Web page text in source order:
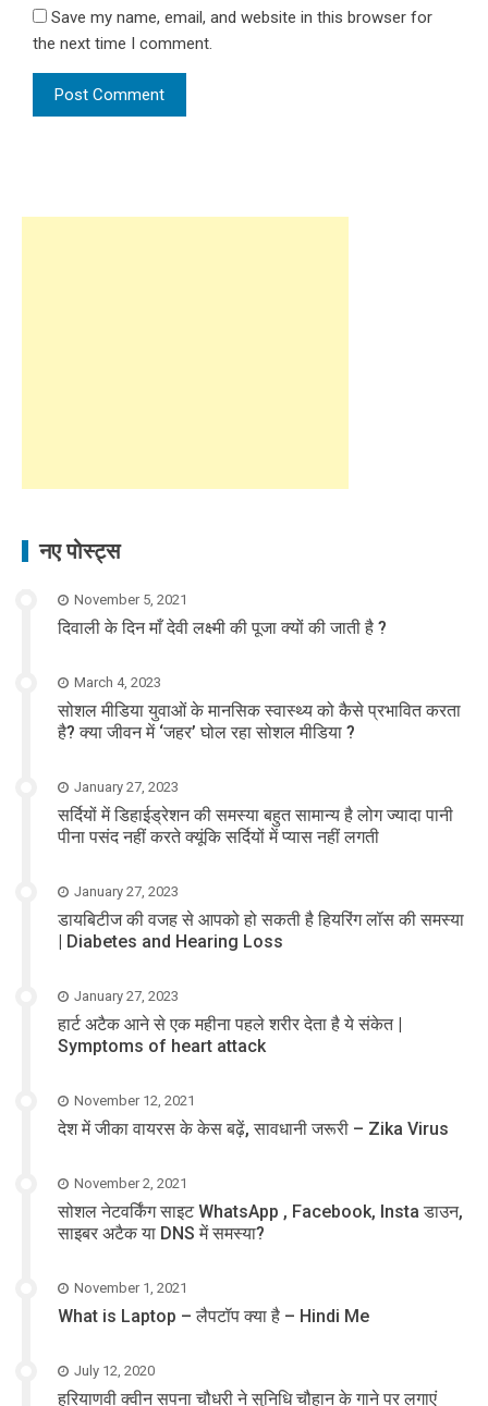
Save my name, email, and website in this browser for
the next time I comment.
नए पोस्ट्स
November 5, 2021
दिवाली के दिन माँ देवी लक्ष्मी की पूजा क्यों की जाती है ?
March 4, 2023
सोशल मीडिया युवाओं के मानसिक स्वास्थ्य को कैसे प्रभावित करता
है? क्या जीवन में ‘जहर’ घोल रहा सोशल मीडिया ?
January 27, 2023
सर्दियों में डिहाईड्रेशन की समस्या बहुत सामान्य है लोग ज्यादा पानी
पीना पसंद नहीं करते क्यूंकि सर्दियों में प्यास नहीं लगती
January 27, 2023
डायबिटीज की वजह से आपको हो सकती है हियरिंग लॉस की समस्या
| Diabetes and Hearing Loss
January 27, 2023
हार्ट अटैक आने से एक महीना पहले शरीर देता है ये संकेत |
Symptoms of heart attack
November 12, 2021
देश में जीका वायरस के केस बढ़ें, सावधानी जरूरी – Zika Virus
November 2, 2021
सोशल नेटवर्किंग साइट WhatsApp , Facebook, Insta डाउन,
साइबर अटैक या DNS में समस्या?
November 1, 2021
What is Laptop – लैपटॉप क्या है – Hindi Me
July 12, 2020
हरियाणवी क्वीन सपना चौधरी ने सुनिधि चौहान के गाने पर लगाएं